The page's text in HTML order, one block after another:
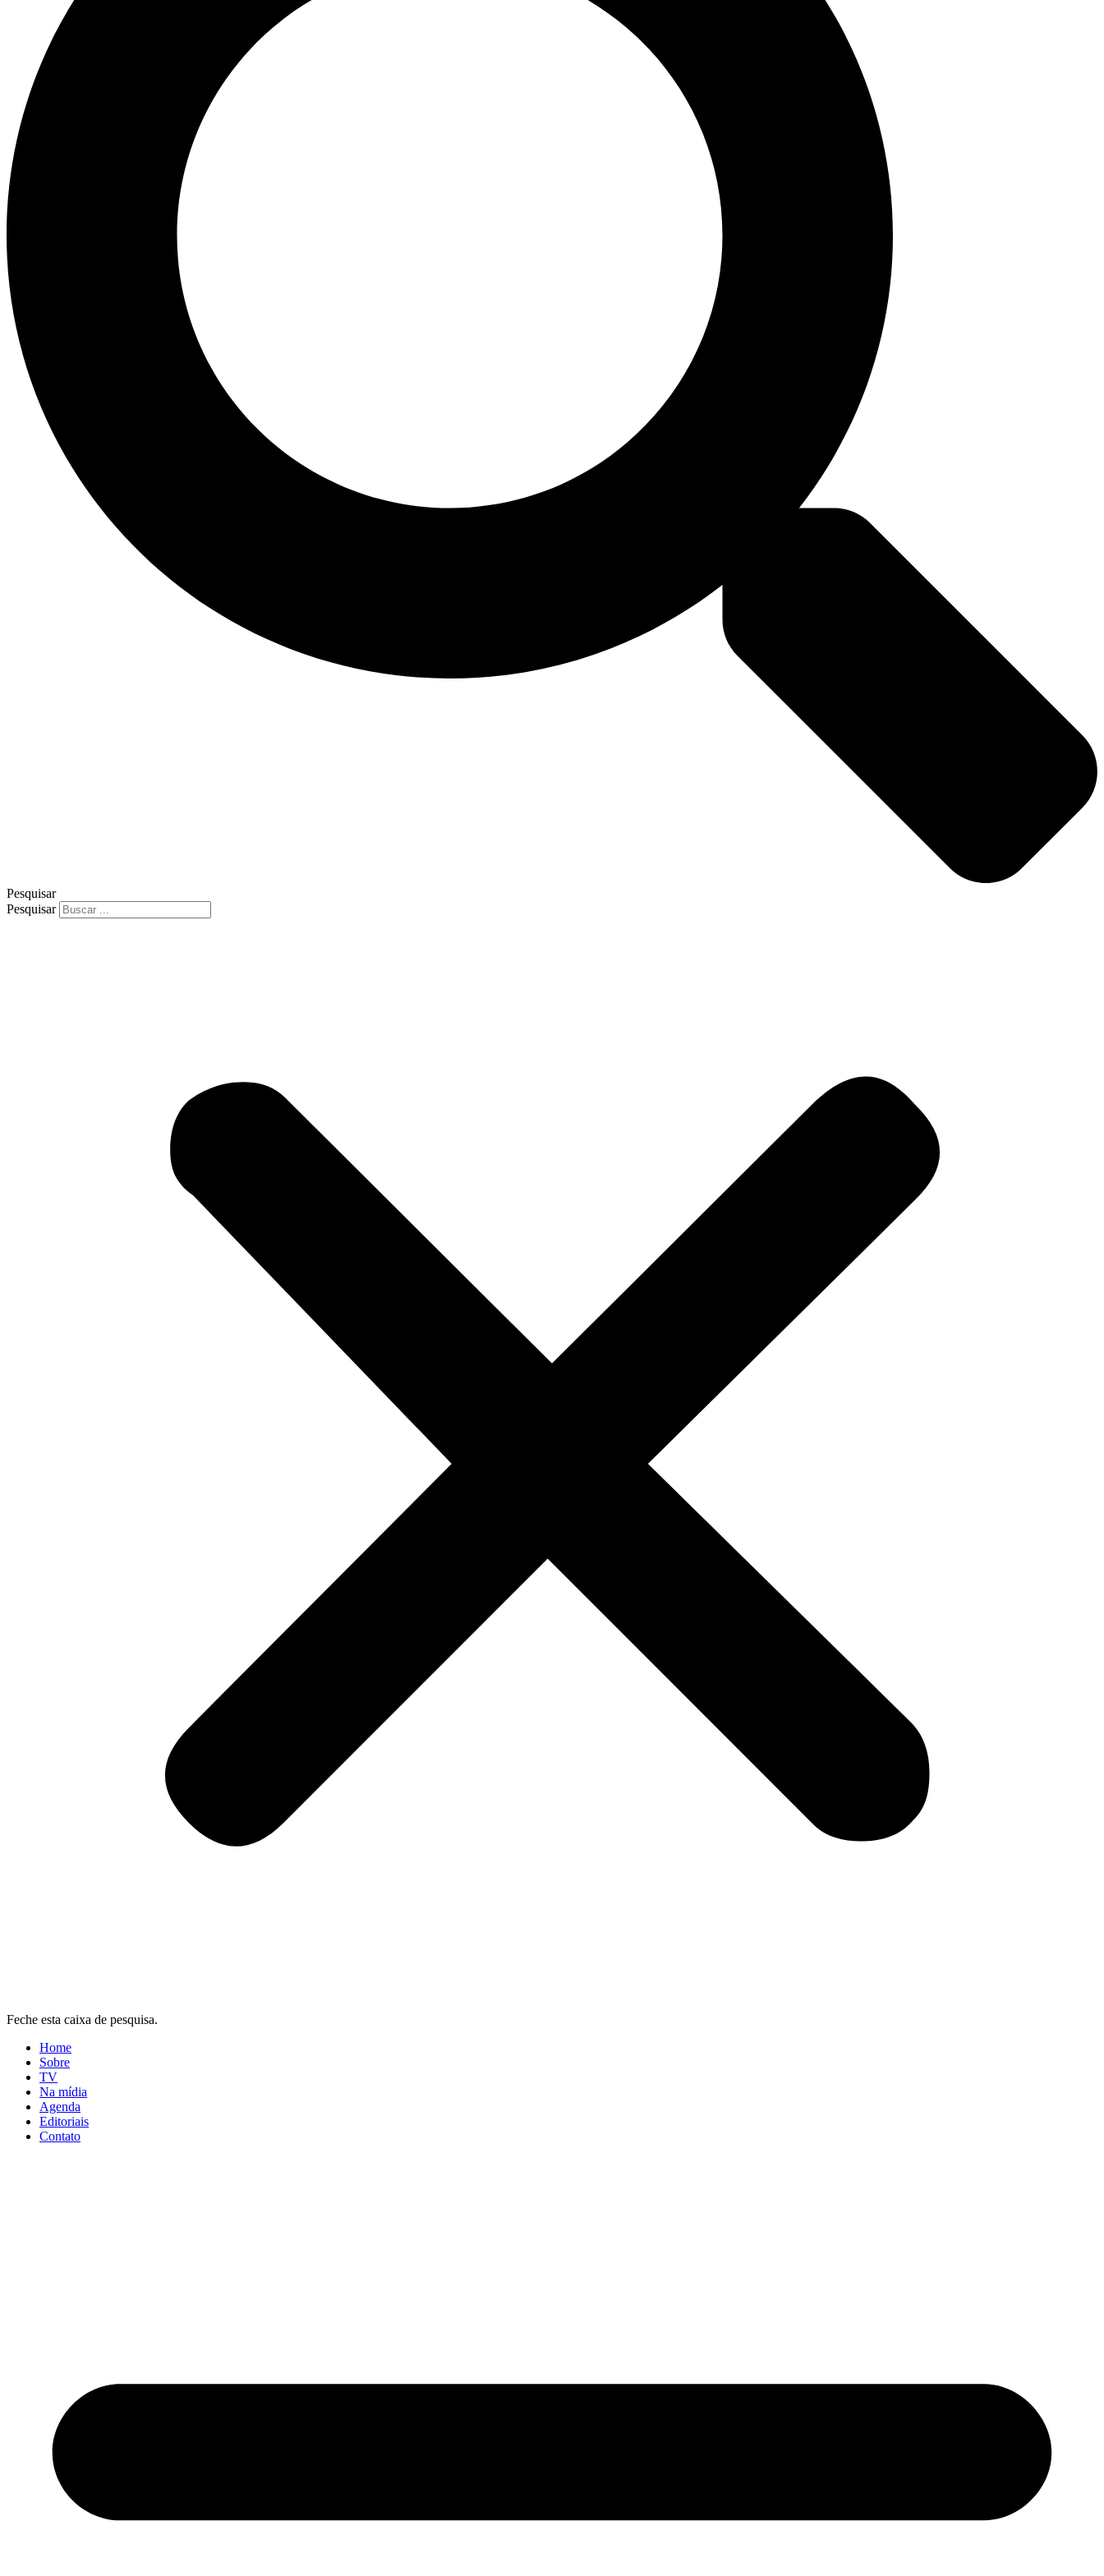
Pesquisar
Pesquisar
Feche esta caixa de pesquisa.
Home
Sobre
TV
Na mídia
Agenda
Editoriais
Contato